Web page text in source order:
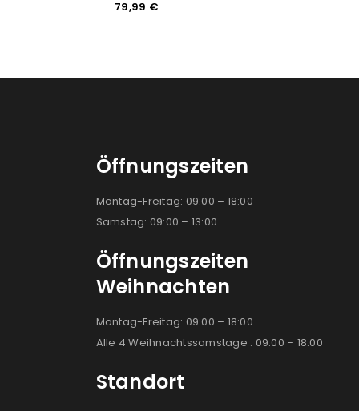
79,99 €
Öffnungszeiten
Montag-Freitag: 09:00 – 18:00
Samstag: 09:00 – 13:00
Öffnungszeiten
Weihnachten
Montag-Freitag: 09:00 – 18:00
Alle 4 Weihnachtssamstage : 09:00 – 18:00
Standort